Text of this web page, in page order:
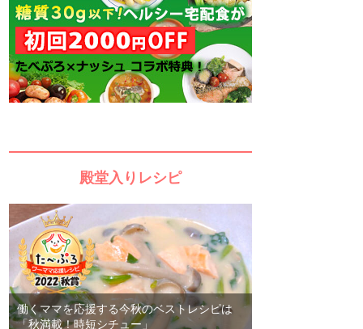
殿堂入りレシピ
働くママを応援する今秋のベストレシピは
「秋満載！時短シチュー」